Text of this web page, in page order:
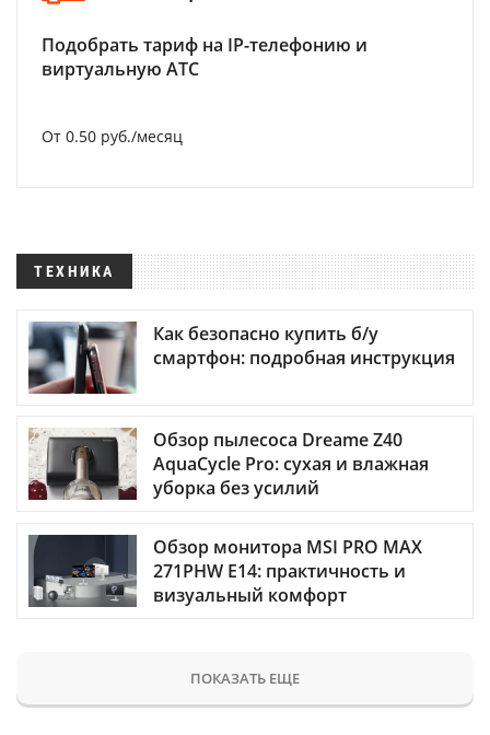
Подобрать тариф на IP-телефонию и
виртуальную АТС
От 0.50 руб./месяц
ТЕХНИКА
Как безопасно купить б/у
смартфон: подробная инструкция
Обзор пылесоса Dreame Z40
AquaCycle Pro: сухая и влажная
уборка без усилий
Обзор монитора MSI PRO MAX
271PHW E14: практичность и
визуальный комфорт
ПОКАЗАТЬ ЕЩЕ